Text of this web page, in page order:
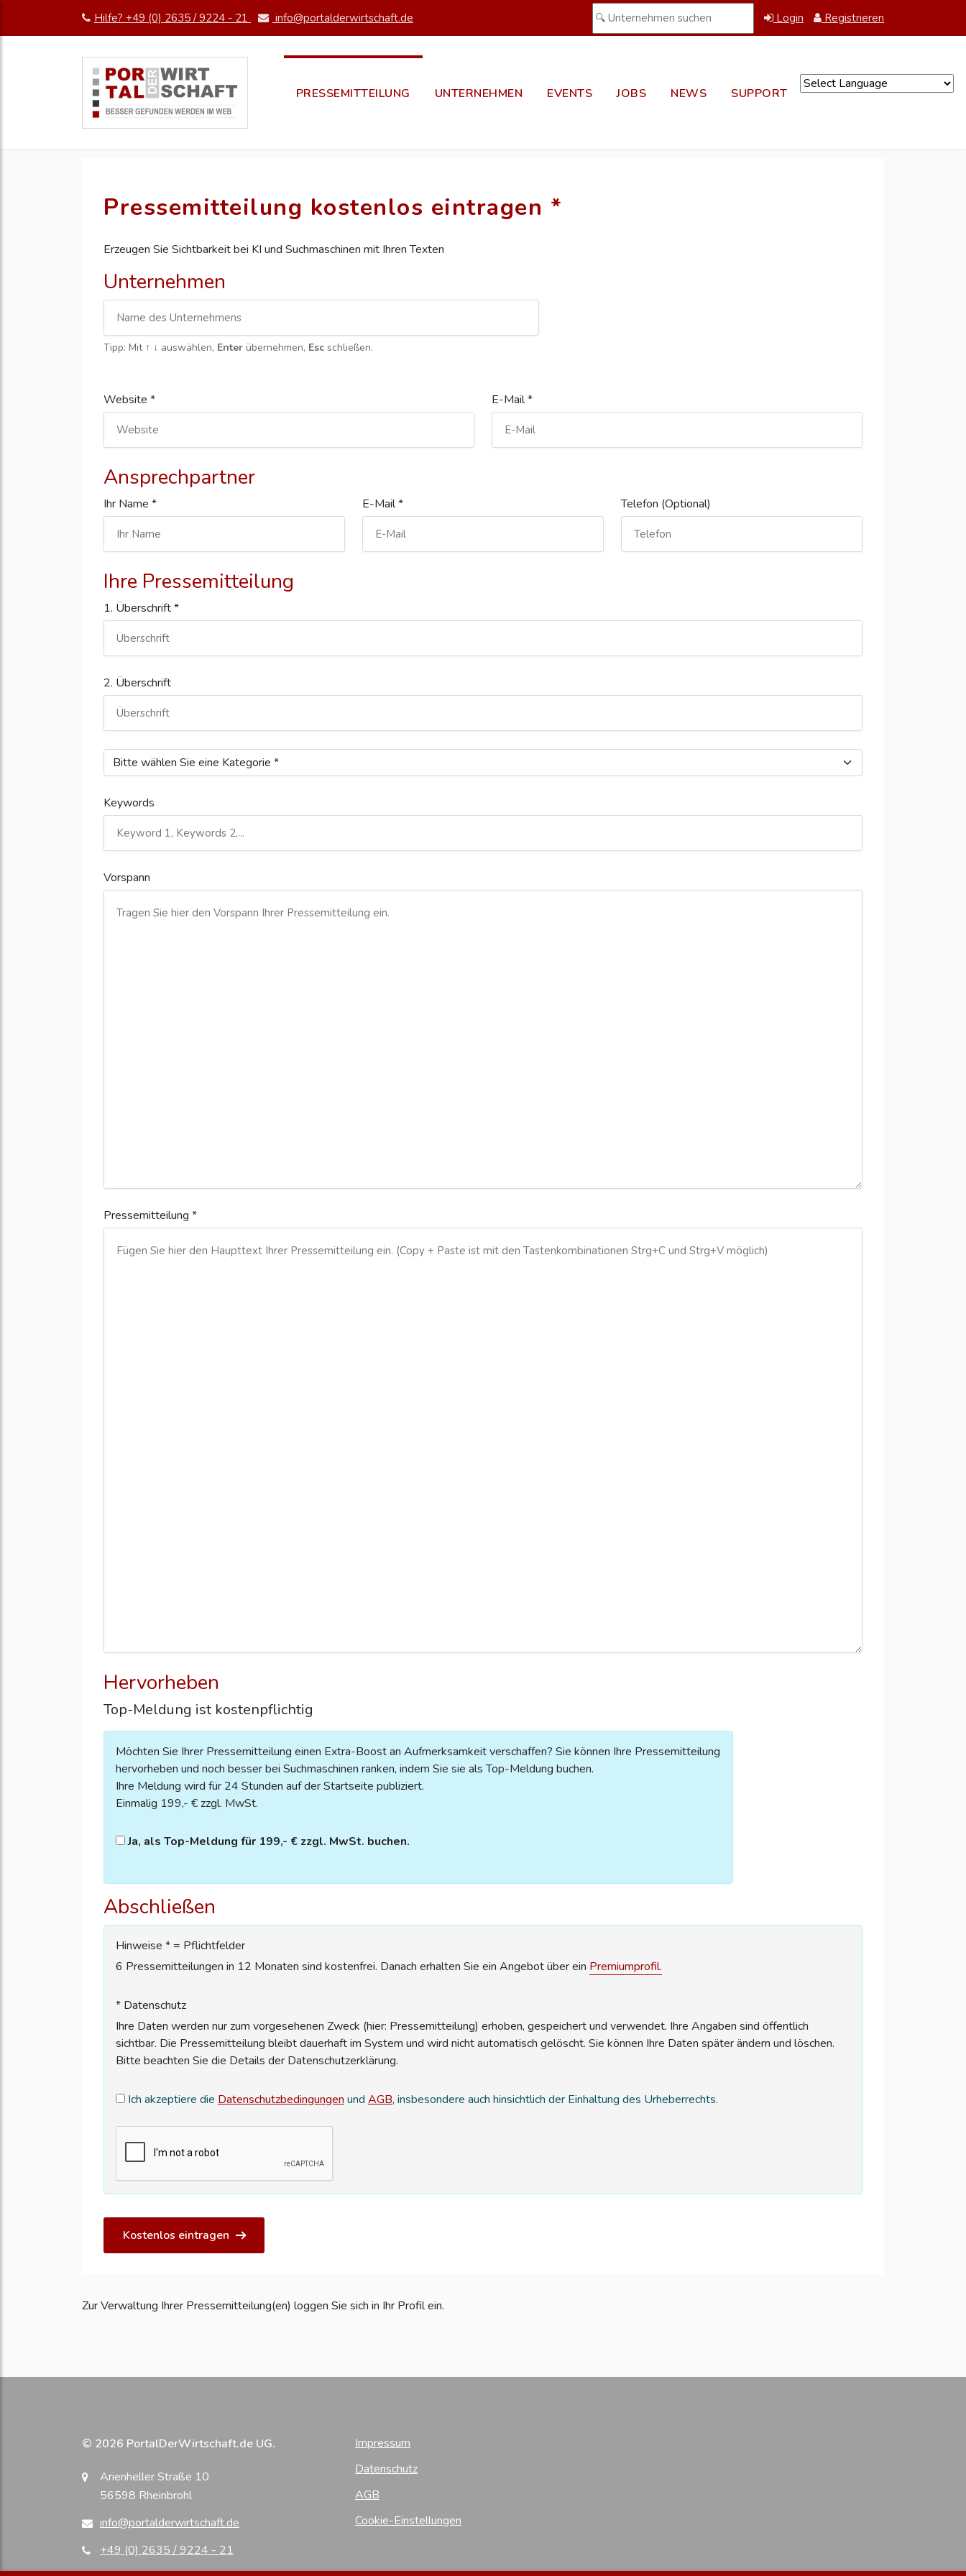
Hilfe? +49 (0) 2635 / 9224 - 21 info@portalderwirtschaft.de Login Registrieren
PRESSEMITTEILUNG UNTERNEHMEN EVENTS JOBS NEWS SUPPORT
Pressemitteilung kostenlos eintragen *
Erzeugen Sie Sichtbarkeit bei KI und Suchmaschinen mit Ihren Texten
Unternehmen
Tipp: Mit ↑ ↓ auswählen, Enter übernehmen, Esc schließen.
Website * E-Mail *
Ansprechpartner
Ihr Name * E-Mail * Telefon (Optional)
Ihre Pressemitteilung
1. Überschrift *
2. Überschrift
Keywords
Vorspann
Pressemitteilung *
Hervorheben
Top-Meldung ist kostenpflichtig
Möchten Sie Ihrer Pressemitteilung einen Extra-Boost an Aufmerksamkeit verschaffen? Sie können Ihre Pressemitteilung
hervorheben und noch besser bei Suchmaschinen ranken, indem Sie sie als Top-Meldung buchen.
Ihre Meldung wird für 24 Stunden auf der Startseite publiziert.
Einmalig 199,- € zzgl. MwSt.
Ja, als Top-Meldung für 199,- € zzgl. MwSt. buchen.
Abschließen
Hinweise * = Pflichtfelder
6 Pressemitteilungen in 12 Monaten sind kostenfrei. Danach erhalten Sie ein Angebot über ein Premiumprofil.
* Datenschutz
Ihre Daten werden nur zum vorgesehenen Zweck (hier: Pressemitteilung) erhoben, gespeichert und verwendet. Ihre Angaben sind öffentlich
sichtbar. Die Pressemitteilung bleibt dauerhaft im System und wird nicht automatisch gelöscht. Sie können Ihre Daten später ändern und löschen.
Bitte beachten Sie die Details der Datenschutzerklärung.
Ich akzeptiere die Datenschutzbedingungenund AGB, insbesondere auch hinsichtlich der Einhaltung des Urheberrechts.
Kostenlos eintragen
Zur Verwaltung Ihrer Pressemitteilung(en) loggen Sie sich in Ihr Profil ein.
© 2026 PortalDerWirtschaft.de UG.
Arienheller Straße 10
56598 Rheinbrohl
info@portalderwirtschaft.de
+49 (0) 2635 / 9224 - 21
Impressum
Datenschutz
AGB
Cookie-Einstellungen